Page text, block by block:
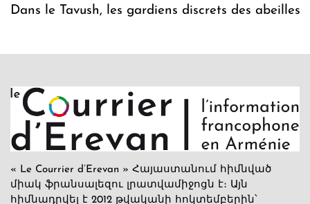
Dans le Tavush, les gardiens discrets des abeilles
« Le Courrier d’Erevan » Հայաստանում հիմնված
միակ ֆրանսալեզու լրատվամիջոցն է։ Այն
հիմնադրվել է 2012 թվականի հոկտեմբերին՝